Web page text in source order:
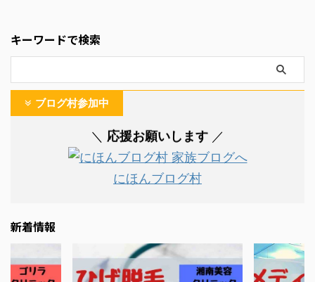
キーワードで検索
ブログ村参加中
＼ 応援お願いします ／
にほんブログ村
新着情報